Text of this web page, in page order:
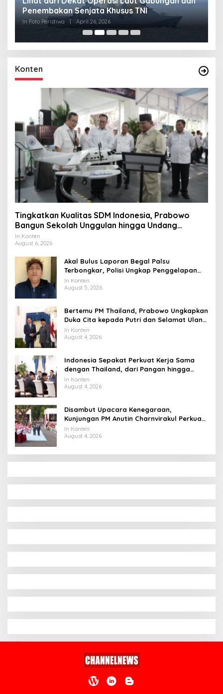
Penembakan Senjata Khusus TNI
In Foto Peristiwa April 26, 2026
Konten
Tingkatkan Kualitas SDM Indonesia, Prabowo
Bangun Sekolah Unggulan hingga Undang
Universitas Terbaik Dunia
In Konten
August 6, 2026
Akal Bulus Laporan Begal Palsu
Terbongkar, Polisi Ungkap Penggelapan
Uang Perusahaan untuk Crypto
In Konten
August 5, 2026
Bertemu PM Thailand, Prabowo Ungkapkan
Duka Cita kepada Putri dan Selamat Ulang
Tahun ke Raja Thailand
In Konten
August 4, 2026
Indonesia Sepakat Perkuat Kerja Sama
dengan Thailand, dari Pangan hingga
Ekonomi Digital
In Konten
August 4, 2026
Disambut Upacara Kenegaraan,
Kunjungan PM Anutin Charnvirakul Perkuat
Hubungan Indonesia-Thailand
In Konten
August 4, 2026